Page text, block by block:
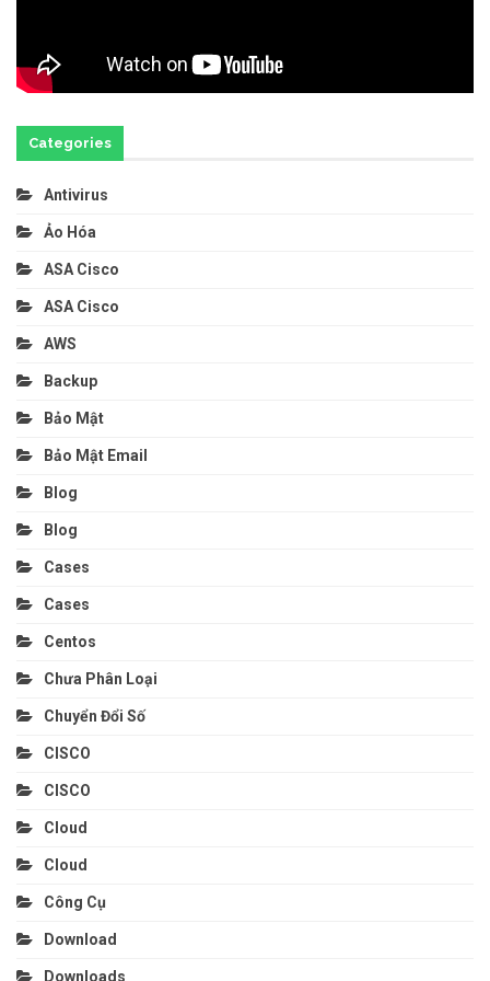
Categories
Antivirus
Ảo Hóa
ASA Cisco
ASA Cisco
AWS
Backup
Bảo Mật
Bảo Mật Email
Blog
Blog
Cases
Cases
Centos
Chưa Phân Loại
Chuyển Đổi Số
CISCO
CISCO
Cloud
Cloud
Công Cụ
Download
Downloads